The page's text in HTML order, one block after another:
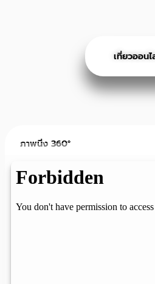
ภาพนิ่ง 360°
เที่ยวออน